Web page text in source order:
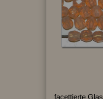
facettierte